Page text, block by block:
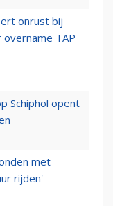
onrust bij
TAP
Schiphol opent
met
rijden'